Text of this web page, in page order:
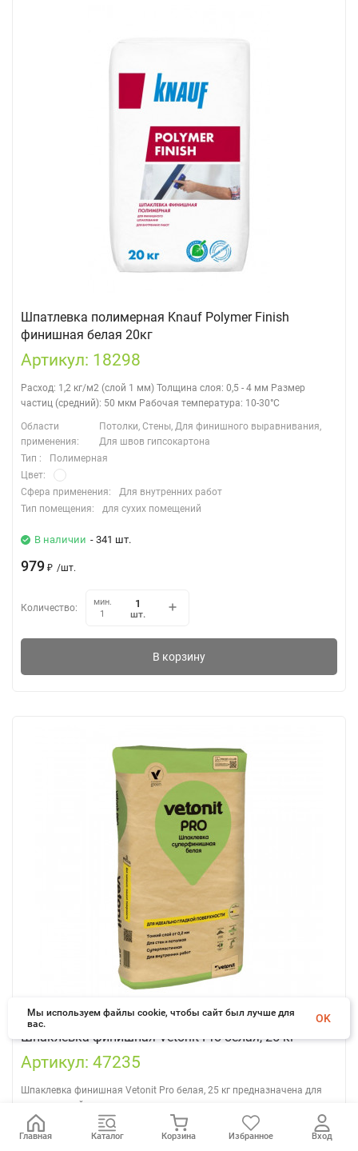
Шпатлевка полимерная Knauf Polymer Finish
финишная белая 20кг
Артикул: 18298
Расход: 1,2 кг/м2 (слой 1 мм) Толщина слоя: 0,5 - 4 мм Размер
частиц (средний): 50 мкм Рабочая температура: 10-30°С
Области
применения:
Потолки, Стены, Для финишного выравнивания,
Для швов гипсокартона
Тип :
Полимерная
Цвет:
Сфера применения:
Для внутренних работ
Тип помещения:
для сухих помещений
В наличии - 341 шт.
979 ₽ /шт.
Количество:
мин.
1
шт.
В корзину
Шпаклевка финишная Vetonit Pro белая, 25 кг
Артикул: 47235
Шпаклевка финишная Vetonit Pro белая, 25 кг предназначена для
качественной подготовки стен под последующую покраску
Области
Потолки, Стены, Для финишного
выравнивания
Главная Каталог Корзина Избранное Вход
Мы используем файлы cookie, чтобы сайт был лучше для
вас.
OK